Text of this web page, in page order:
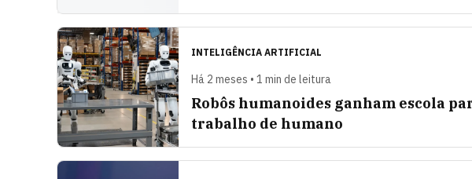
INTELIGÊNCIA ARTIFICIAL
Há 2 meses • 1 min de leitura
Robôs humanoides ganham escola
trabalho de humano